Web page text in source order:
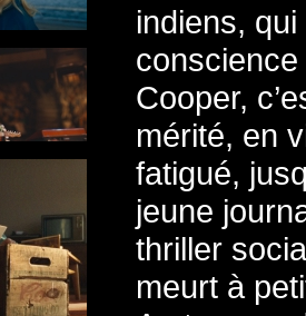
indiens,
Cooper,
mérité, en
fatigué,
jeune
thriller
meurt à